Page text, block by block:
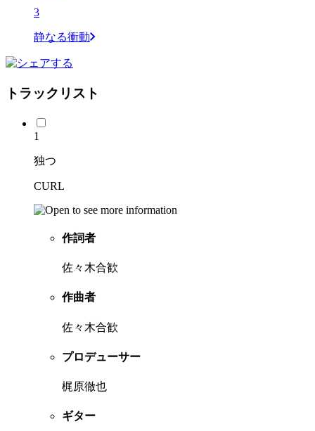
3
静なる衝動
トラックリスト
1
独つ
CURL
作詞者
佐々木合歓
作曲者
佐々木合歓
プロデューサー
梶原徹也
ギター